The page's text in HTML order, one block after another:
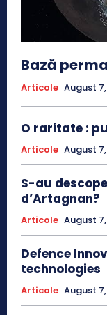
Bază
Articole August
O raritate :
Articole August
S-au
d’Artagnan?
Articole August
Defence
technologies
Articole August